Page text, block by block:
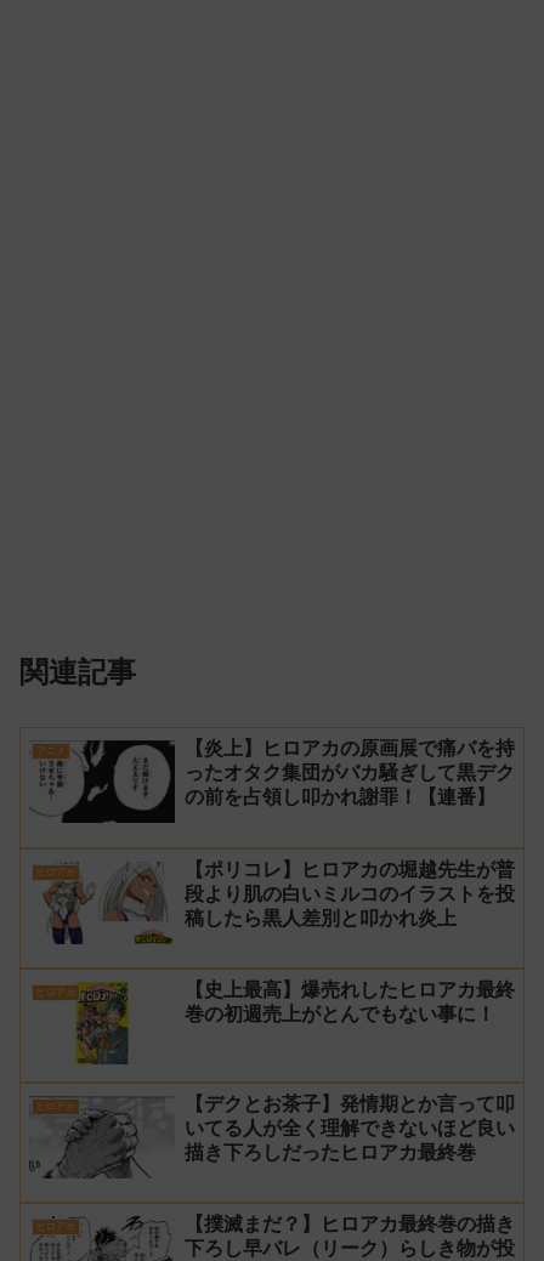
関連記事
アニメ
【炎上】ヒロアカの原画展で痛バを持
ったオタク集団がバカ騒ぎして黒デク
の前を占領し叩かれ謝罪！【連番】
ヒロアカ
【ポリコレ】ヒロアカの堀越先生が普
段より肌の白いミルコのイラストを投
稿したら黒人差別と叩かれ炎上
ヒロアカ
【史上最高】爆売れしたヒロアカ最終
巻の初週売上がとんでもない事に！
ヒロアカ
【デクとお茶子】発情期とか言って叩
いてる人が全く理解できないほど良い
描き下ろしだったヒロアカ最終巻
ヒロアカ
【撲滅まだ？】ヒロアカ最終巻の描き
下ろし早バレ（リーク）らしき物が投